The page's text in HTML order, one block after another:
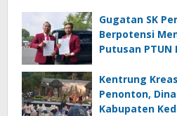
Gugatan SK
Berpotensi
Putusan
Kentrung
Penonton,
Kabupaten